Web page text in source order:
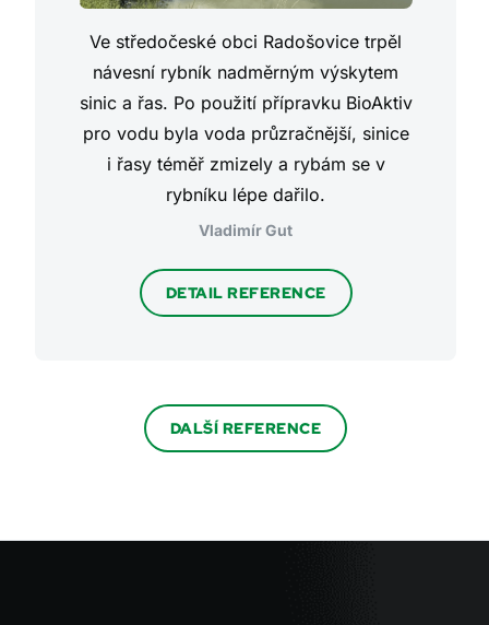
Ve středočeské obci Radošovice trpěl
návesní rybník nadměrným výskytem
sinic a řas. Po použití přípravku BioAktiv
pro vodu byla voda průzračnější, sinice
i řasy téměř zmizely a rybám se v
rybníku lépe dařilo.
Vladimír Gut
DETAIL REFERENCE
DALŠÍ REFERENCE